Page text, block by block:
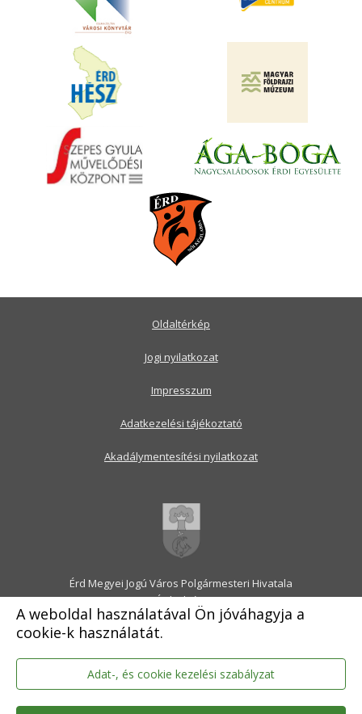
A weboldal használatával Ön jóváhagyja a
cookie-k használatát.
Adat-, és cookie kezelési szabályzat
Érd Megyei Jogú Város Polgármesteri Hivatala
2030 Érd, Alsó utca 1.
Levélcím: 2031 Érd, Pf.: 31
E-mail:onkormanyzat@erd.hu
Telefonközpont:06-23-522-300
Ügyfélszolgálat:06-23-522-301
Hivatali Kapu: ERDPH
KRID szám: 707189964
Oldaltérkép
Jogi nyilatkozat
Impresszum
Adatkezelési tájékoztató
Akadálymentesítési nyilatkozat